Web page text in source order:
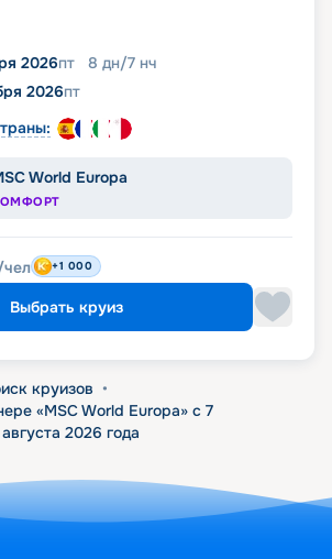
2026пт 8 дн/7 нч
2026пт
World Europa
+1 000
Выбрать круиз
круизов •
«MSC World Europa» с 7
2026 года